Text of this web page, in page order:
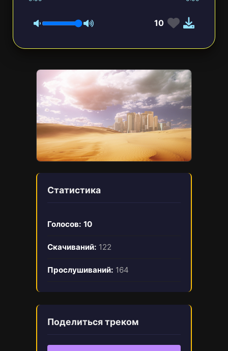
10
Статистика
Голосов: 10
Скачиваний: 122
Прослушиваний: 164
Поделиться треком